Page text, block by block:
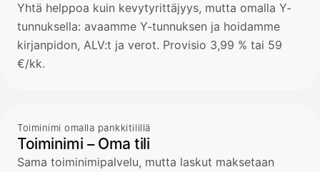
Yhtä helppoa kuin kevytyrittäjyys, mutta omalla Y-
tunnuksella: avaamme Y-tunnuksen ja hoidamme
kirjanpidon, ALV:t ja verot. Provisio 3,99 % tai 59
€/kk.
Toiminimi omalla pankkitilillä
Toiminimi – Oma tili
Sama toiminimipalvelu, mutta laskut maksetaan